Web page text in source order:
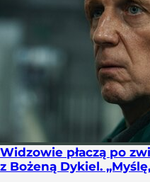
Widzowie płaczą po
z Bożeną Dykiel.